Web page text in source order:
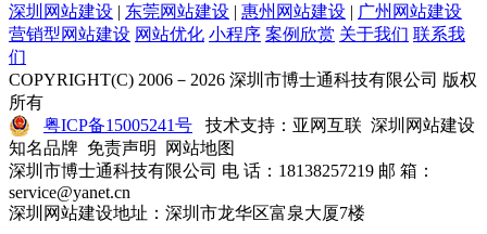
深圳网站建设 | 东莞网站建设 | 惠州网站建设 | 广州网站建设
营销型网站建设 网站优化 小程序 案例欣赏 关于我们 联系我
们
COPYRIGHT(C) 2006－2026 深圳市博士通科技有限公司 版权
所有
粤ICP备15005241号 技术支持：亚网互联 深圳网站建设
知名品牌 免责声明 网站地图
深圳市博士通科技有限公司 电 话：18138257219 邮 箱：
service@yanet.cn
深圳网站建设地址：深圳市龙华区富泉大厦7楼